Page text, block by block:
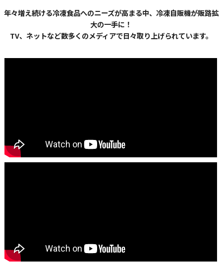
年々増え続ける冷凍食品へのニーズが高まる中、冷凍自販機が販路拡
大の一手に！
TV、ネットなど数多くのメディアで日々取り上げられています。